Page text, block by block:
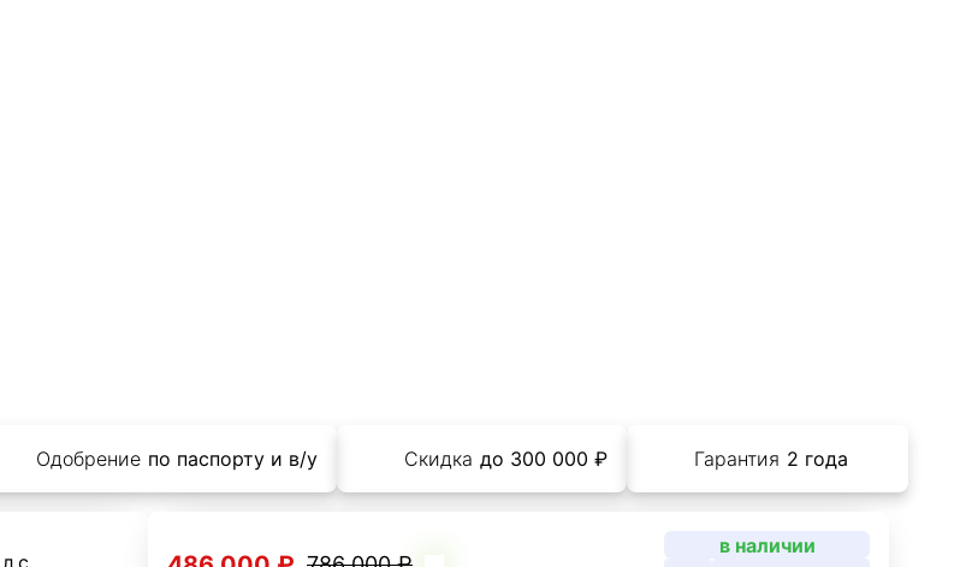
Одобрение по паспорту и в/у Скидка до 300 000 ₽ Гарантия 2 года
в наличии